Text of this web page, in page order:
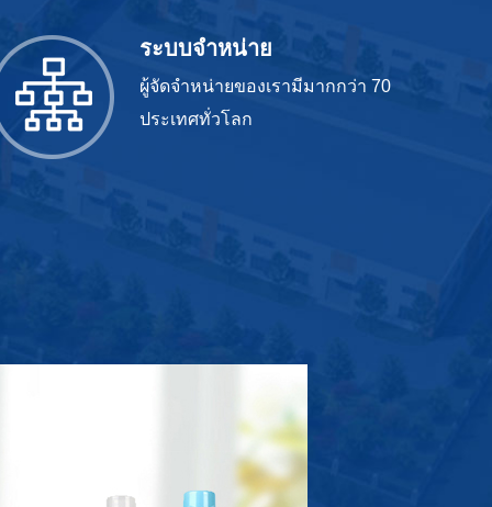
ระบบจำหน่าย
ผู้จัดจำหน่ายของเรามีมากกว่า 70
ประเทศทั่วโลก